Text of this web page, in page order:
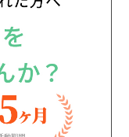
ご紹介